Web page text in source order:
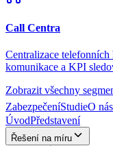
Call Centra
Centralizace
komunikace a KPI
Zobrazit všechny
ZabezpečeníStudieO nás
ÚvodPředstavení
Řešení na míru